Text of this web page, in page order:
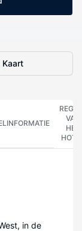
Kaart
VAN
HET
in de